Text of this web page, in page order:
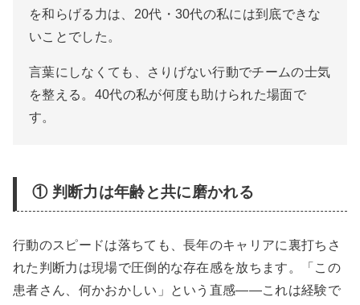
を和らげる力は、20代・30代の私には到底できな
いことでした。
言葉にしなくても、さりげない行動でチームの士気
を整える。40代の私が何度も助けられた場面で
す。
① 判断力は年齢と共に磨かれる
行動のスピードは落ちても、長年のキャリアに裏打ちさ
れた判断力は現場で圧倒的な存在感を放ちます。「この
患者さん、何かおかしい」という直感——これは経験で